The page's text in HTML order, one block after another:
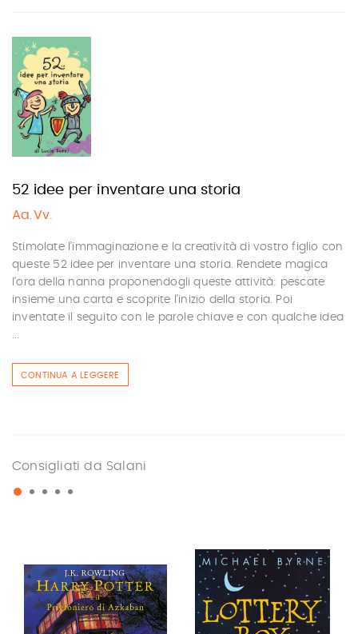
52 idee per inventare una storia
Aa.Vv.
Stimolate l’immaginazione e la creatività di vostro figlio con
queste 52 idee per inventare una storia. Rendete magica
l’ora della nanna proponendogli queste attività: pescate
insieme una carta e scoprite l’inizio della storia. Poi
inventate il seguito con le parole chiave e con qualche idea
...
CONTINUA A LEGGERE
Consigliati da Salani